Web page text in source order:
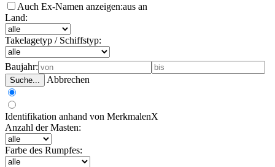
Auch Ex-Namen anzeigen:aus an
Land:
Takelagetyp / Schiffstyp:
Baujahr:
Suche... Abbrechen
Identifikation anhand von MerkmalenX
Anzahl der Masten:
Farbe des Rumpfes: